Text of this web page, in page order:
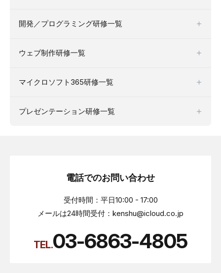
開発／プログラミング研修一覧
ウェブ制作研修一覧
マイクロソフト365研修一覧
プレゼンテーション研修一覧
電話でのお問い合わせ
受付時間：平日10:00 - 17:00
メールは24時間受付：kenshu@icloud.co.jp
TEL.03-6863-4805